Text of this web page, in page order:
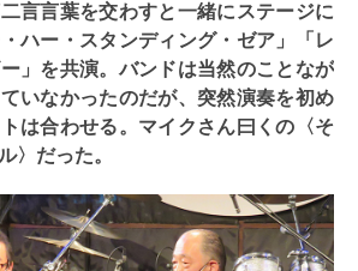
言言葉を交わすと一緒にステージに
ハー・スタンディング・ゼア」「レ
」を共演。バンドは当然のことなが
いなかったのだが、突然演奏を初め
は合わせる。マイクさん曰くの〈そ
〉だった。